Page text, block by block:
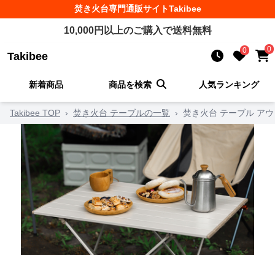
焚き火台専門通販サイトTakibee
10,000円以上のご購入で送料無料
Takibee 0 0
新着商品 商品を検索 人気ランキング
Takibee TOP › 焚き火台 テーブルの一覧 › 焚き火台 テーブル ア